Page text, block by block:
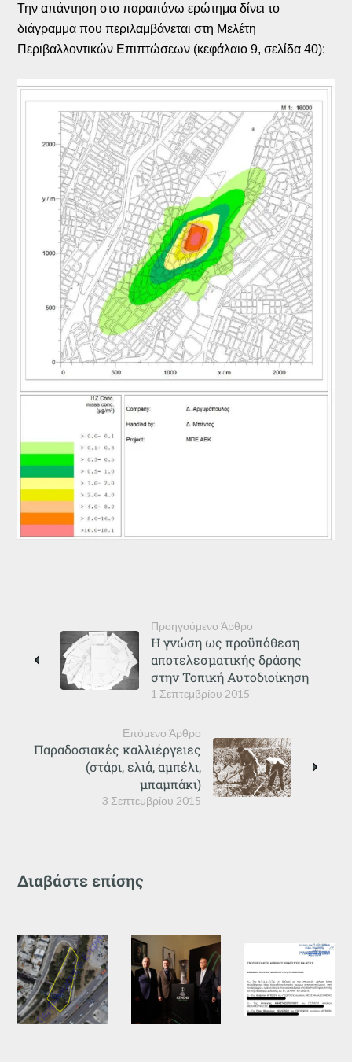
Την απάντηση στο παραπάνω ερώτημα δίνει το
διάγραμμα που περιλαμβάνεται στη Μελέτη
Περιβαλλοντικών Επιπτώσεων (κεφάλαιο 9, σελίδα 40):
Προηγούμενο Άρθρο
1 Σεπτεμβρίου 2015
Η γνώση ως προϋπόθεση
αποτελεσματικής δράσης
στην Τοπική Αυτοδιοίκηση
Επόμενο Άρθρο
3 Σεπτεμβρίου 2015
Παραδοσιακές καλλιέργειες
(στάρι, ελιά, αμπέλι,
μπαμπάκι)
Διαβάστε επίσης